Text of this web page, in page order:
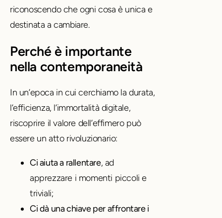
riconoscendo che ogni cosa è unica e
destinata a cambiare.
Perché è importante
nella contemporaneità
In un’epoca in cui cerchiamo la durata,
l’efficienza, l’immortalità digitale,
riscoprire il valore dell’effimero può
essere un atto rivoluzionario:
Ci aiuta a rallentare, ad
apprezzare i momenti piccoli e
triv­iali;
Ci dà una chiave per affrontare i